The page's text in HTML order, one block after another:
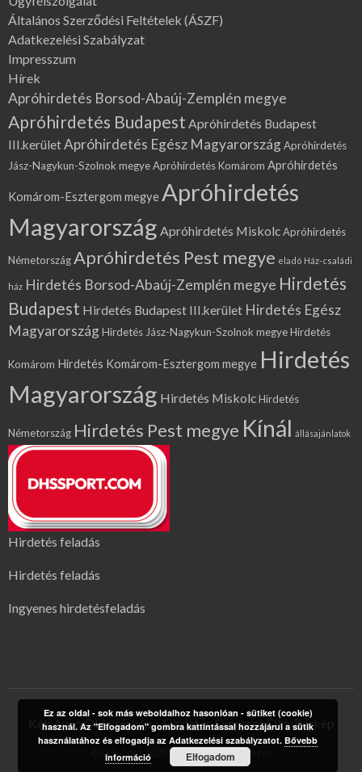
Általános Szerződési Feltételek (ÁSZF)
Adatkezelési Szabályzat
Impresszum
Hírek
Apróhirdetés Borsod-Abaúj-Zemplén megye
Apróhirdetés Budapest Apróhirdetés Budapest
III.kerületApróhirdetés Egész MagyarországApróhirdetés
Jász-Nagykun-Szolnok megyeApróhirdetés Komárom Apróhirdetés
Komárom-Esztergom megye Apróhirdetés
Magyarország Apróhirdetés MiskolcApróhirdetés
NémetországApróhirdetés Pest megye eladó Ház-családi
ház Hirdetés Borsod-Abaúj-Zemplén megye Hirdetés
Budapest Hirdetés Budapest III.kerület Hirdetés Egész
MagyarországHirdetés Jász-Nagykun-Szolnok megyeHirdetés
Komárom Hirdetés Komárom-Esztergom megye Hirdetés
Magyarország Hirdetés MiskolcHirdetés
Németország Hirdetés Pest megye Kínál állásajánlatok
Hirdetés feladás
Hirdetés feladás
Ingyenes hirdetésfeladás
Kék Apró Oldaltérkép Hirdetés Expressz Oldaltérkép
© Kék Apró 2020 | Minden jog fenntartva
Ez az oldal - sok más weboldalhoz hasonlóan - sütiket (cookie)
használ. Az "Elfogadom" gombra kattintással hozzájárul a sütik
használatához és elfogadja az Adatkezelési szabályzatot.Bővebb
információ
Elfogadom